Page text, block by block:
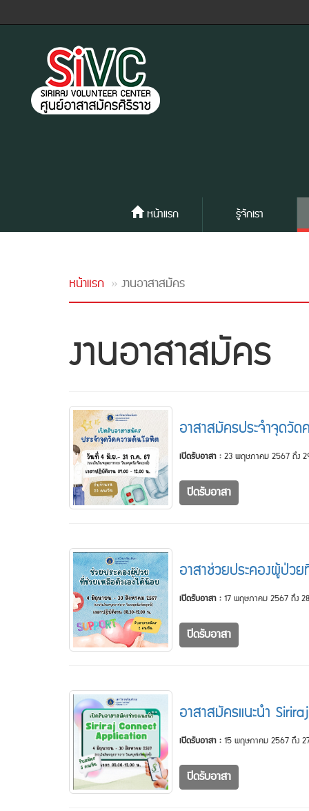
หน้าแรก รู้จักเรา
หน้าแรก งานอาสาสมัคร
งานอาสาสมัคร
อาสาสมัครประจำจุดวั
เปิดรับอาสา :23 พฤษภาคม 2567 ถึง
ปิดรับอาสา
อาสาช่วยประคองผู้ป่ว
เปิดรับอาสา :17 พฤษภาคม 2567 ถึง
ปิดรับอาสา
อาสาสมัครแนะนำ
เปิดรับอาสา :15 พฤษภาคม 2567 ถึง
ปิดรับอาสา